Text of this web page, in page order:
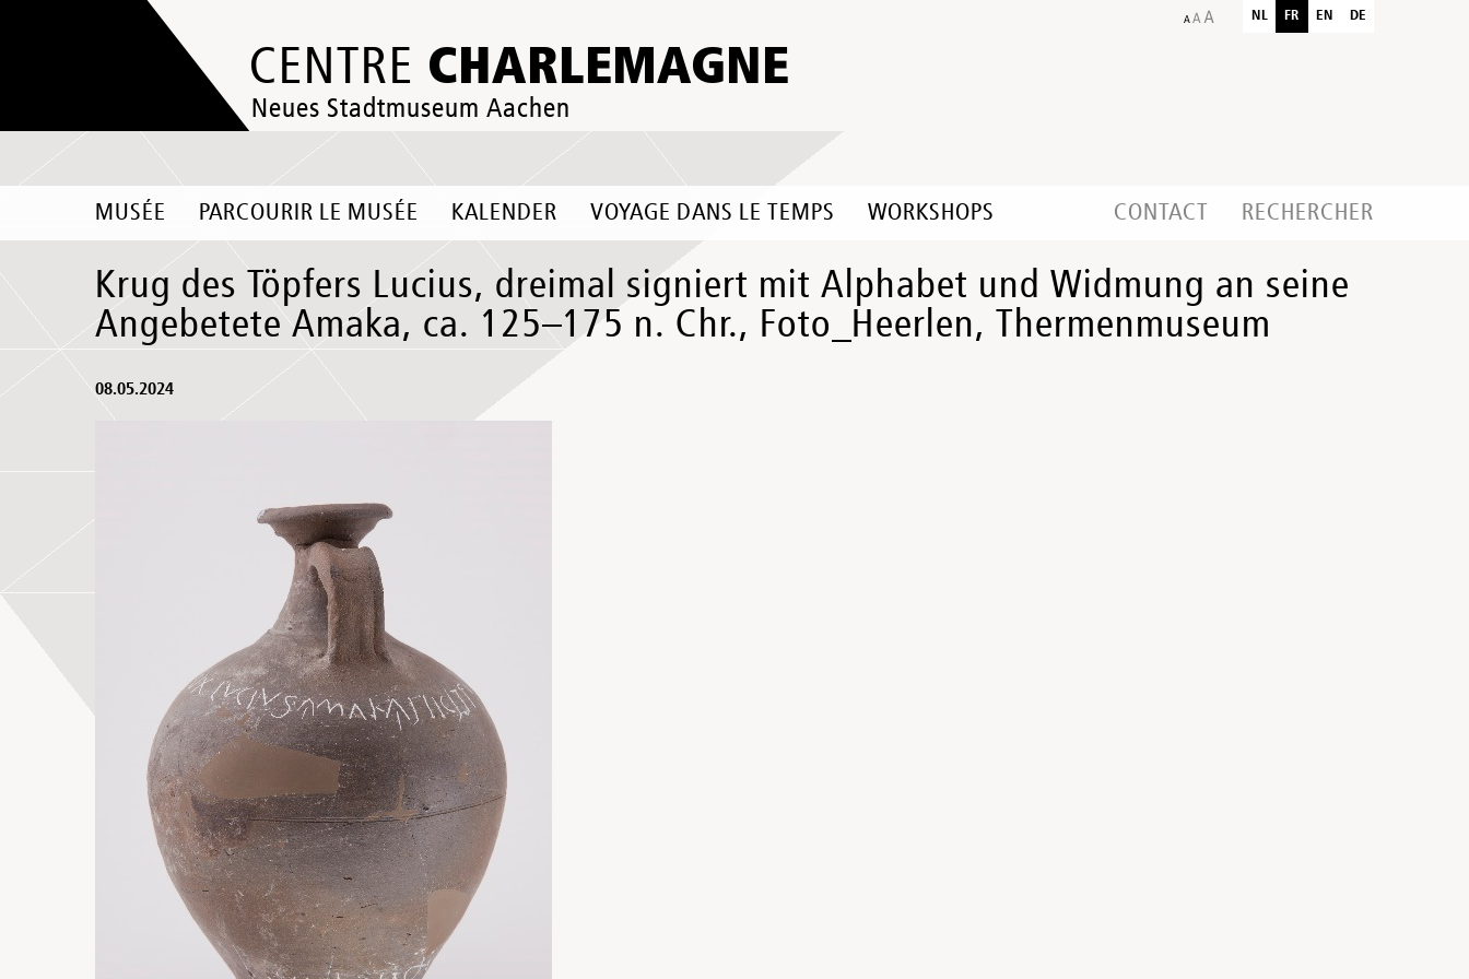
CENTRE CHARLEMAGNE
Neues Stadtmuseum Aachen
NL FR EN DE
MUSÉE PARCOURIR LE MUSÉE KALENDER VOYAGE DANS LE TEMPS WORKSHOPS CONTACT RECHERCHER
Krug des Töpfers Lucius, dreimal signiert mit Alphabet und Widmung an seine
Angebetete Amaka, ca. 125–175 n. Chr., Foto_Heerlen, Thermenmuseum
08.05.2024